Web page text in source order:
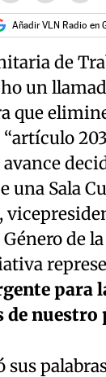
Añadir VLN Radio en
de
un
que
una Sala
de
para
de nuestro